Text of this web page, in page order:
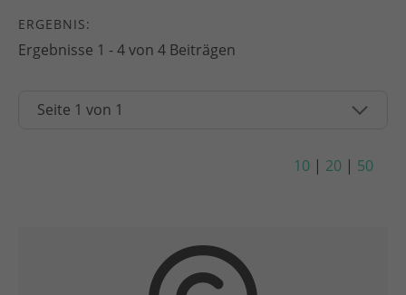
ERGEBNIS:
Ergebnisse 1 - 4 von 4 Beiträgen
10 | 20 | 50